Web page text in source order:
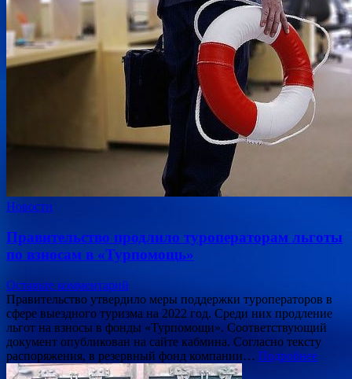
Новости
Правительство продлило туроператорам льготы
по взносам в «Турпомощь»
Оставьте комментарий
Правительство утвердило меры поддержки туроператоров в
сфере выездного туризма на 2022 год. Среди них продление
льгот на взносы в фонды «Турпомощи». Соответствующий
документ опубликован на сайте кабмина. Согласно тексту
распоряжения, в резервный фонд компании… Подробнее